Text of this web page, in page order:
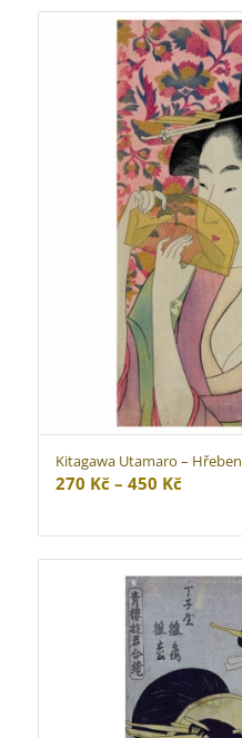
až
950 Kč
Kitagawa Utamaro – Hřeben
270 Kč – 450 KčRozpětí
270 Kč
až
450 Kč